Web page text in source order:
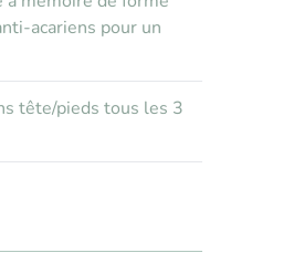
acariens pour un
tête/pieds tous les 3